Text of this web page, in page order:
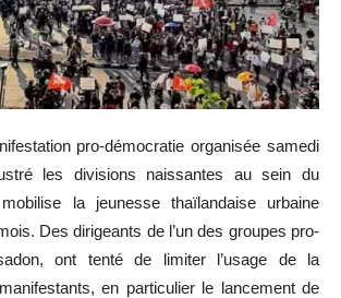
pro-démocratie organisée samedi
les divisions naissantes au sein du
la jeunesse thaïlandaise urbaine
Des dirigeants de l’un des groupes pro-
ont tenté de limiter l’usage de la
en particulier le lancement de